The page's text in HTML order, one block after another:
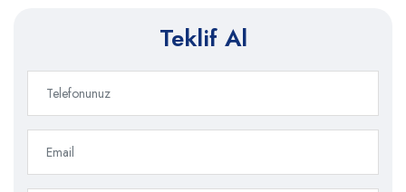
Teklif Al